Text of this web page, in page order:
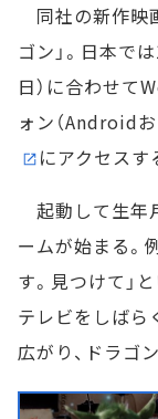
同社の新作映
ゴン」。日本で
日）に合わせて
ォン（Android
にアクセスす
起動して生年
ームが始まる。
す。見つけて」
テレビをしばら
広がり、ドラゴ